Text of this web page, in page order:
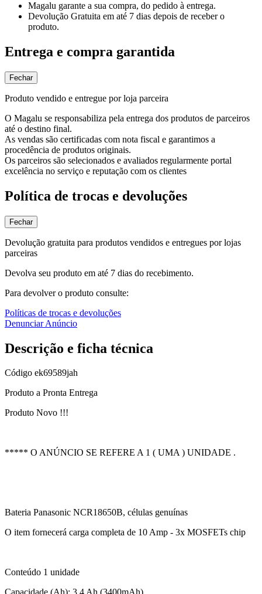
Magalu garante a sua compra, do pedido à entrega.
Devolução Gratuita em até 7 dias depois de receber o
produto.
Entrega e compra garantida
Fechar
Produto vendido e entregue por loja parceira
O Magalu se responsabiliza pela entrega dos produtos de parceiros
até o destino final.
As vendas são certificadas com nota fiscal e garantimos a
procedência de produtos originais.
Os parceiros são selecionados e avaliados regularmente portal
excelência no serviço e reputação com os clientes
Política de trocas e devoluções
Fechar
Devolução gratuita para produtos vendidos e entregues por lojas
parceiras
Devolva seu produto em até 7 dias do recebimento.
Para devolver o produto consulte:
Políticas de trocas e devoluções
Denunciar Anúncio
Descrição e ficha técnica
Código ek69589jah
Produto a Pronta Entrega
Produto Novo !!!
***** O ANÚNCIO SE REFERE A 1 ( UMA ) UNIDADE .
Bateria Panasonic NCR18650B, células genuínas
O item fornecerá carga completa de 10 Amp - 3x MOSFETs chip
Conteúdo 1 unidade